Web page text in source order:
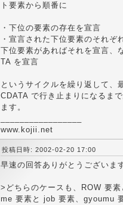
ト要素から順番に
・下位の要素の存在を宣言
・宣言された下位要素のそれぞ
下位要素があればそれを宣言、
TA を宣言
というサイクルを繰り返して、
CDATA で行き止まりになるま
ます。
www.kojii.net
投稿日時: 2002-02-20 17:00
早速の回答ありがとうございま
>どちらのケースも、ROW 要
me 要素と job 要素、gyoumu